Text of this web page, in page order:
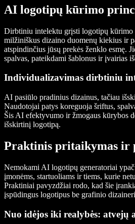
AI logotipų kūrimo
Dirbtiniu intelektu grįsti logotipų kūrimo
milžiniškus dizaino duomenų kiekius ir
atspindinčius jūsų prekės ženklo esmę.
spalvas, pateikdami šablonus ir įvairias
Individualizavimas dirbtiniu
AI pasiūlo pradinius dizainus, tačiau
Naudotojai patys koreguoja šriftus,
Šis AI efektyvumo ir žmogaus kūrybos
išskirtinį logotipą.
Praktinis pritaikymas ir
Nemokami AI logotipų generatoriai
įmonėms, startuoliams ir tiems, kurie
Praktiniai pavyzdžiai rodo, kad šie
įspūdingus logotipus be grafinio
Nuo idėjos iki realybės: atvejų